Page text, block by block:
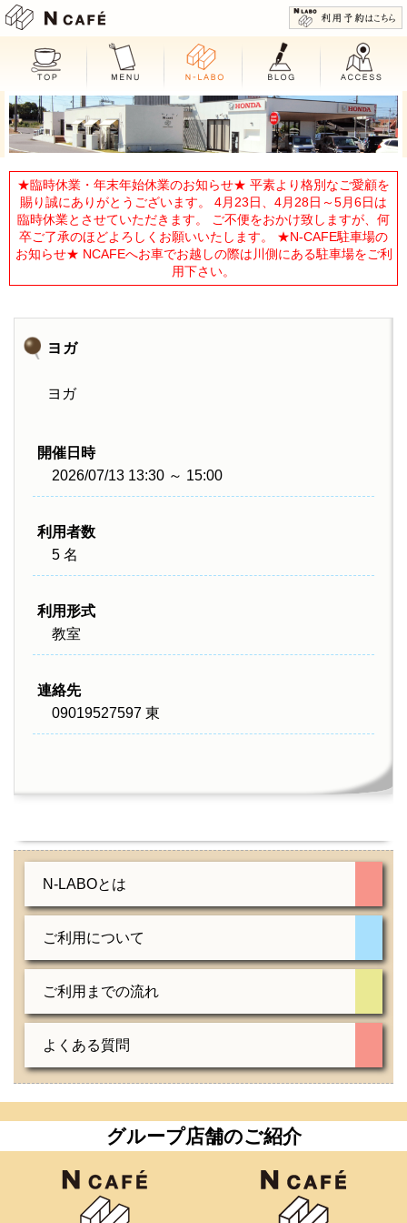
★臨時休業・年末年始休業のお知らせ★ 平素より格別なご愛顧を
賜り誠にありがとうございます。 4月23日、4月28日～5月6日は
臨時休業とさせていただきます。 ご不便をおかけ致しますが、何
卒ご了承のほどよろしくお願いいたします。 ★N-CAFE駐車場の
お知らせ★ NCAFEへお車でお越しの際は川側にある駐車場をご利
用下さい。
ヨガ
ヨガ
開催日時
2026/07/13 13:30 ～ 15:00
利用者数
5 名
利用形式
教室
連絡先
09019527597 東
N-LABOとは
ご利用について
ご利用までの流れ
よくある質問
グループ店舗のご紹介